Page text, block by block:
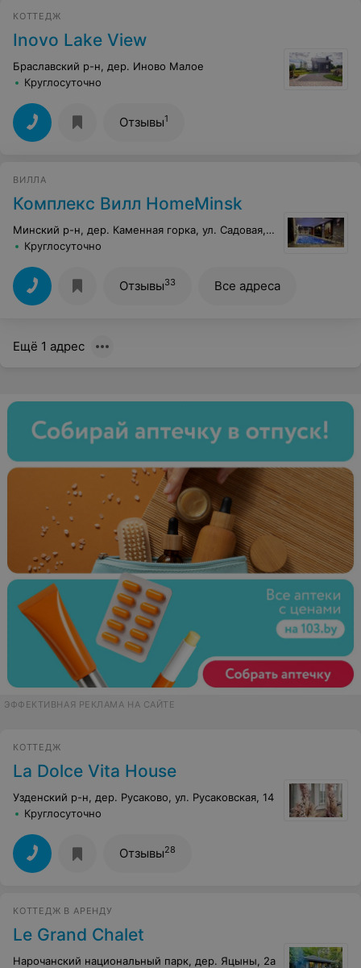
КОТТЕДЖ
Inovo Lake View
Браславский р-н, дер. Иново Малое
Круглосуточно
Отзывы1
ВИЛЛА
Комплекс Вилл HomeMinsk
Минский р-н, дер. Каменная горка, ул. Садовая, 26
Круглосуточно
Отзывы33 Все адреса
Ещё 1 адрес
ЭФФЕКТИВНАЯ РЕКЛАМА НА САЙТЕ
КОТТЕДЖ
La Dolce Vita House
Узденский р-н, дер. Русаково, ул. Русаковская, 14
Круглосуточно
Отзывы28
КОТТЕДЖ В АРЕНДУ
Le Grand Chalet
Нарочанский национальный парк, дер. Яцыны, 2а